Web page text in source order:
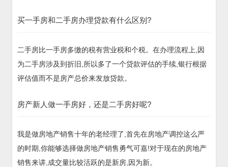
买一手房和二手房办理贷款有什么区别?
二手房比一手房多缴的税有营业税和个税。在办理流程上,因
为二手房涉及到折旧,所以多了一个贷款评估的手续,银行根据
评估值而不是房产总价来发放贷款。
房产新人做一手房好，还是二手房好呢?
我是做房地产销售十年的老经理了,首先在房地产调控这么严
的时期,你能够选择做房地产销售勇气可嘉!对于现在的房地产
销售来讲,成交量比较活跃的是新房,因为新。